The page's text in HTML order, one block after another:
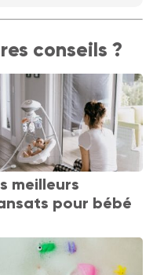
conseils ?
meilleurs
pour bébé